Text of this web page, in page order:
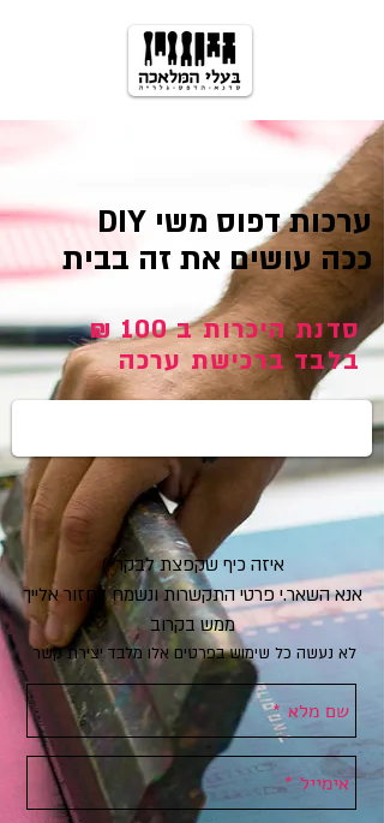
ערכות דפוס משי DIY
ככה עושים את זה בבית
סדנת היכרות ב 100 ₪
בלבד ברכישת ערכה
איזה כיף שקפצת לבקר :)
אנא השאר.י פרטי התקשרות ונשמח לחזור אלייך
ממש בקרוב
לא נעשה כל שימוש בפרטים אלו מלבד יצירת קשר